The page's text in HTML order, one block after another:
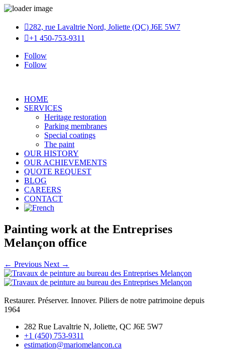
282, rue Lavaltrie Nord, Joliette (QC) J6E 5W7
+1 450-753-9311
Follow
Follow
HOME
SERVICES
Heritage restoration
Parking membranes
Special coatings
The paint
OUR HISTORY
OUR ACHIEVEMENTS
QUOTE REQUEST
BLOG
CAREERS
CONTACT
Painting work at the Entreprises
Melançon office
← Previous Next →
Restaurer. Préserver. Innover. Piliers de notre patrimoine depuis
1964
282 Rue Lavaltrie N, Joliette, QC J6E 5W7
+1 (450) 753-9311
estimation@mariomelancon.ca